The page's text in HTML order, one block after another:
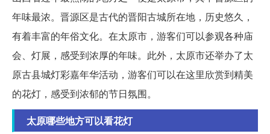
年味最浓。晋源区是古代的晋阳古城所在地，历史悠久，
有着丰富的年俗文化。在太原市，游客们可以参观各种庙
会、灯展，感受到浓厚的年味。此外，太原市还举办了太
原古县城灯彩嘉年华活动，游客们可以在这里欣赏到精美
的花灯，感受到浓郁的节日氛围。
太原哪些地方可以看花灯